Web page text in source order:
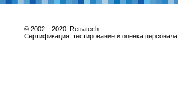
© 2002—2020, Retratech.
Сертификация, тестирование и оценка персонала.